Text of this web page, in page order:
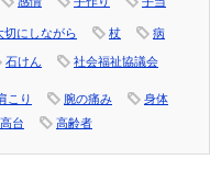
切にしながら 杖 病
石けん 社会福祉協議会
こり 腕の痛み
身体
高台 高齢者